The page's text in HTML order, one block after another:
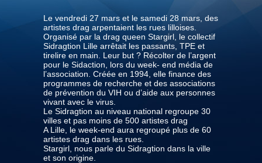
Le vendredi 27 mars et le samedi 28 mars, des
artistes drag arpentaient les rues lilloises.
Organisé par la drag queen Stargirl, le collectif
Sidragtion Lille arrêtait les passants, TPE et
tirelire en main. Leur but ? Récolter de l’argent
pour le Sidaction, lors du week- end média de
l’association. Créée en 1994, elle finance des
programmes de recherche et des associations
de prévention du VIH ou d’aide aux personnes
vivant avec le virus.
Le Sidragtion au niveau national regroupe 30
villes et pas moins de 500 artistes drag
A Lille, le week-end aura regroupé plus de 60
artistes drag dans les rues.
Stargirl, nous parle du Sidragtion dans la ville
et son origine.